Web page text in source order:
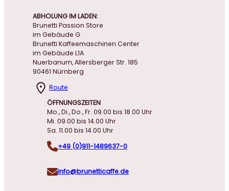
ABHOLUNG IM LADEN:
Brunetti Passion Store
im Gebäude G
Brunetti Kaffeemaschinen Center
im Gebäude L1A
Nuerbanum, Allersberger Str. 185
90461 Nürnberg
Route
ÖFFNUNGSZEITEN
Mo., Di., Do., Fr. 09.00 bis 18.00 Uhr
Mi. 09.00 bis 14.00 Uhr
Sa. 11.00 bis 14.00 Uhr
+49 (0)911-1489637-0
info@brunetticaffe.de